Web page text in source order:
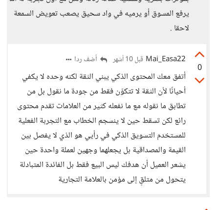
يرفع المسوق أو يرميه في واد سحيق يصعب تعويض السمعة
لاحقا .
0
Mai_Easa22 قبل 10 أشهر أضف ردا
أتفق معك المحتوى الذكي يبني الثقة لكنه وحده لا يكفي
أحيانًا لأن الثقة لا تتكوّن فقط من جودة ما نقول بل من
تطابق ما نقوله مع ما نفعله كثير من العلامات تقدم محتوى
رائع لكن تسقط حين لا ينسجم الخطاب مع التجربة الفعلية
للمستخدم التسويق الذكي في رأيي هو الذي لا يفصل بين
القيمة والمصداقية بل يجعلهما وجهين لعملة واحدة حين
يشعر العميل أن هدفك ليس البيع فقط بل الفائدة المتبادلة
يتحول من متلقٍ إلى مؤمن بالعلامة التجارية